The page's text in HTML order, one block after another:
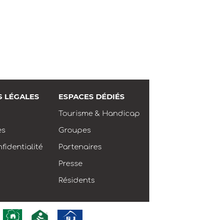
LÉGALES ESPACES DÉDIÉS
Tourisme & Handicap
Groupes
Partenaires
Presse
Résidents